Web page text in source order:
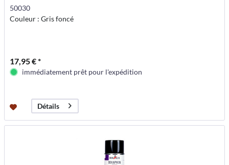
50030
Couleur : Gris foncé
17,95 € *
immédiatement prêt pour l'expédition
Détails